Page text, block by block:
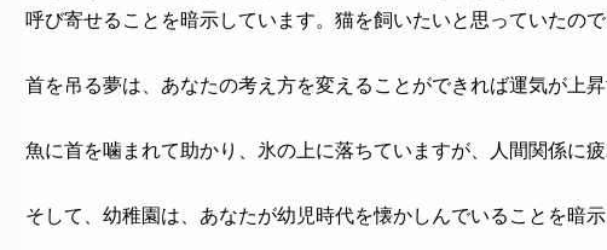
呼び寄せることを暗示しています。猫を飼いたいと思っていたの
首を吊る夢は、あなたの考え方を変えることができれば運気が上
魚に首を噛まれて助かり、氷の上に落ちていますが、人間関係に
そして、幼稚園は、あなたが幼児時代を懐かしんでいることを暗示